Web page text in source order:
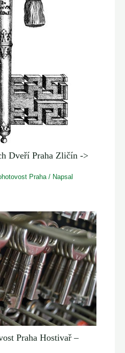
Dveří Praha Zličín ->
Praha / Napsal
Praha Hostivař –